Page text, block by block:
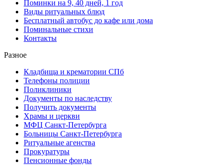
Поминки на 9, 40 дней, 1 год
Виды ритуальных блюд
Бесплатный автобус до кафе или дома
Поминальные стихи
Контакты
Разное
Кладбища и крематории СПб
Телефоны полиции
Поликлиники
Документы по наследству
Получить документы
Храмы и церкви
МФЦ Санкт-Петербурга
Больницы Санкт-Петербурга
Ритуальные агенства
Прокуратуры
Пенсионные фонды